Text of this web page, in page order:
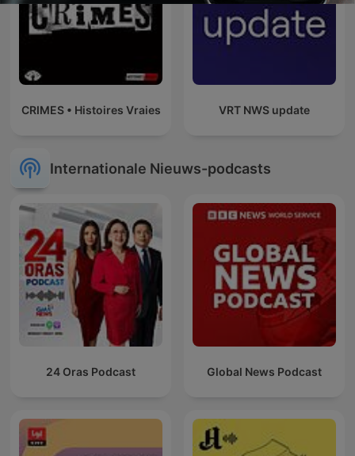
CRIMES • Histoires Vraies VRT NWS update
Internationale Nieuws-podcasts
24 Oras Podcast Global News Podcast